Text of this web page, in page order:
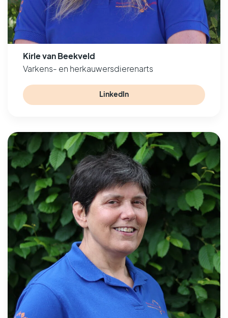
Kirle van Beekveld
Varkens- en herkauwersdierenarts
LinkedIn